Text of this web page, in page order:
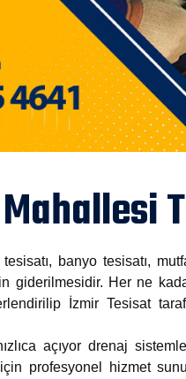
banyo tesisatı,
giderilmesidir. Her ne
İzmir Tesisat
açıyor drenaj
profesyonel hizmet